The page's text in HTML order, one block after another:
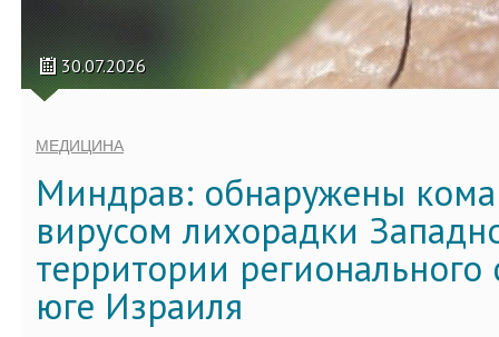
30.07.2026
МЕДИЦИНА
Миндрав: обнаружены
вирусом лихорадки
территории регионального
юге Израиля